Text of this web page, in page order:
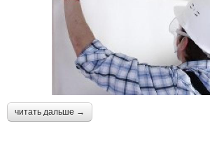
читать дальше →